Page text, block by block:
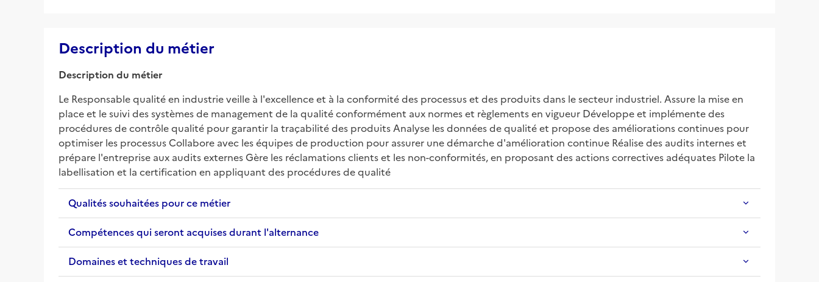
Description du métier
Description du métier
Le Responsable qualité en industrie veille à l'excellence et à la conformité des processus et des produits dans le secteur industriel. Assure la mise en
place et le suivi des systèmes de management de la qualité conformément aux normes et règlements en vigueur Développe et implémente des
procédures de contrôle qualité pour garantir la traçabilité des produits Analyse les données de qualité et propose des améliorations continues pour
optimiser les processus Collabore avec les équipes de production pour assurer une démarche d'amélioration continue Réalise des audits internes et
prépare l'entreprise aux audits externes Gère les réclamations clients et les non-conformités, en proposant des actions correctives adéquates Pilote la
labellisation et la certification en appliquant des procédures de qualité
Qualités souhaitées pour ce métier
Compétences qui seront acquises durant l'alternance
Domaines et techniques de travail